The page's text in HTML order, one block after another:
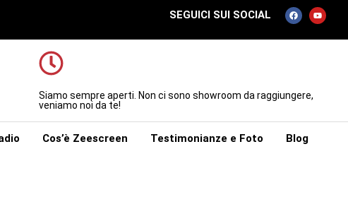
SEGUICI SUI SOCIAL
Siamo sempre aperti. Non ci sono showroom da raggiungere,
veniamo noi da te!
Cos’è Zeescreen Testimonianze e Foto Blog